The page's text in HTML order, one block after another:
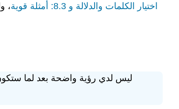
اختيار الكلمات والدلالة و 8.3: أمثلة قوية
،
ليس لدي رؤية واضحة بعد لما